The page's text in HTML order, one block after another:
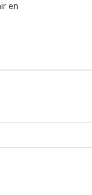
en